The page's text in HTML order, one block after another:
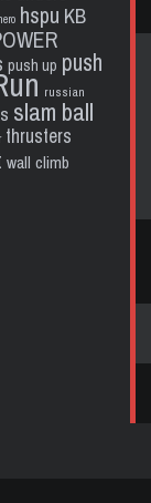
hspu KB
push up push
russian
slam ball
thrusters
wall climb